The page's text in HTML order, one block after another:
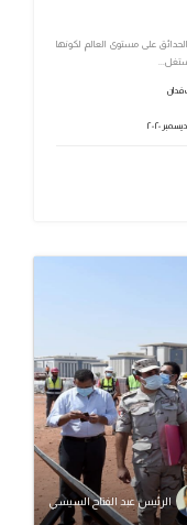
على مستوى العالم لكونها
الرئيس عبد الفتاح السيسي